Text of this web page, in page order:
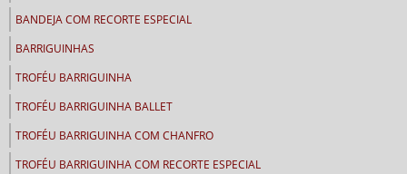
BANDEJA COM RECORTE ESPECIAL
BARRIGUINHAS
TROFÉU BARRIGUINHA
TROFÉU BARRIGUINHA BALLET
TROFÉU BARRIGUINHA COM CHANFRO
TROFÉU BARRIGUINHA COM RECORTE ESPECIAL